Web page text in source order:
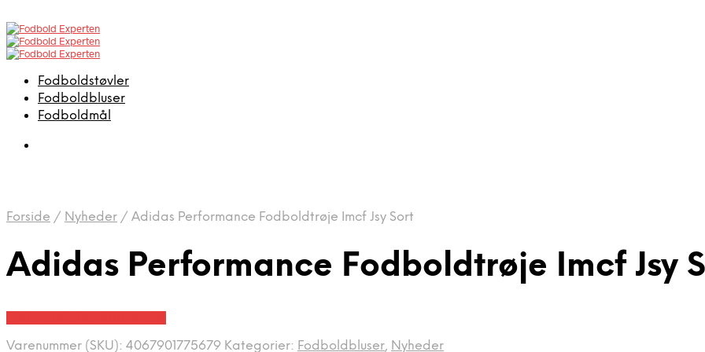
Fodboldstøvler
Fodboldbluser
Fodboldmål
Forside / Nyheder / Adidas Performance Fodboldtrøje Imcf Jsy Sort
Adidas Performance Fodboldtrøje Imcf Jsy
Varenummer (SKU): 4067901775679 Kategorier: Fodboldbluser, Nyheder